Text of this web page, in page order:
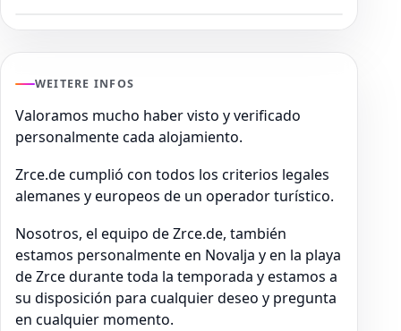
WEITERE INFOS
Valoramos mucho haber visto y verificado
personalmente cada alojamiento.
Zrce.de cumplió con todos los criterios legales
alemanes y europeos de un operador turístico.
Nosotros, el equipo de Zrce.de, también
estamos personalmente en Novalja y en la playa
de Zrce durante toda la temporada y estamos a
su disposición para cualquier deseo y pregunta
en cualquier momento.